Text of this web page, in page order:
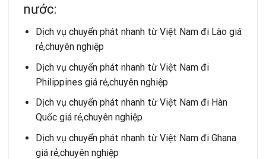
nước:
Dịch vụ chuyển phát nhanh từ Việt Nam đi Lào giá
rẻ,chuyên nghiệp
Dịch vụ chuyển phát nhanh từ Việt Nam đi
Philippines giá rẻ,chuyên nghiệp
Dịch vụ chuyển phát nhanh từ Việt Nam đi Hàn
Quốc giá rẻ,chuyên nghiệp
Dịch vụ chuyển phát nhanh từ Việt Nam đi Ghana
giá rẻ,chuyên nghiệp